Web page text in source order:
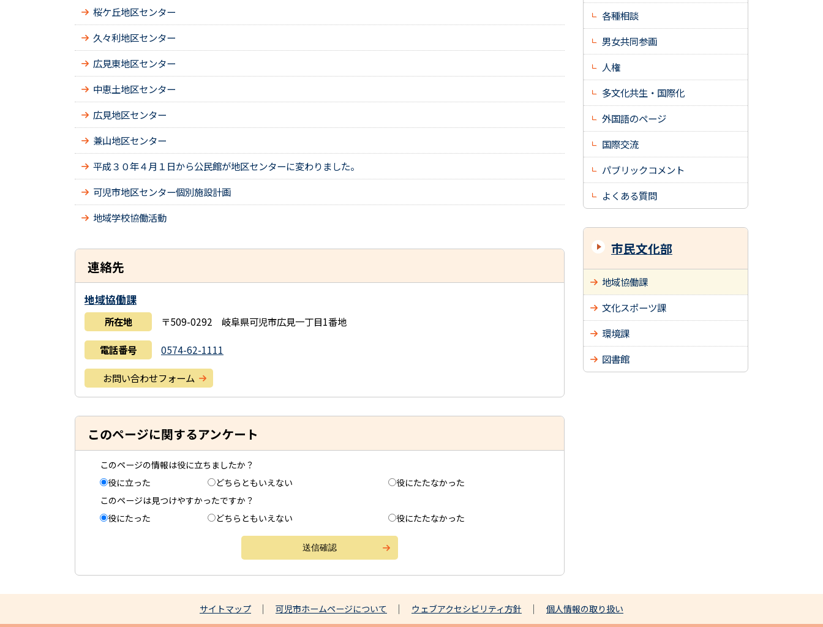
桜ケ丘地区センター
久々利地区センター
広見東地区センター
中恵土地区センター
広見地区センター
兼山地区センター
平成３０年４月１日から公民館が地区センターに変わりました。
可児市地区センター個別施設計画
地域学校協働活動
連絡先
地域協働課
所在地 〒509-0292 岐阜県可児市広見一丁目1番地
電話番号 0574-62-1111
お問い合わせフォーム
このページに関するアンケート
このページの情報は役に立ちましたか？
役に立った
どちらともいえない
役にたたなかった
このページは見つけやすかったですか？
役にたった
どちらともいえない 役にたたなかった
各種相談
男女共同参画
人権
多文化共生・国際化
外国語のページ
国際交流
パブリックコメント
よくある質問
市民文化部
地域協働課
文化スポーツ課
環境課
図書館
サイトマップ 可児市ホームページについて ウェブアクセシビリティ方針 個人情報の取り扱い